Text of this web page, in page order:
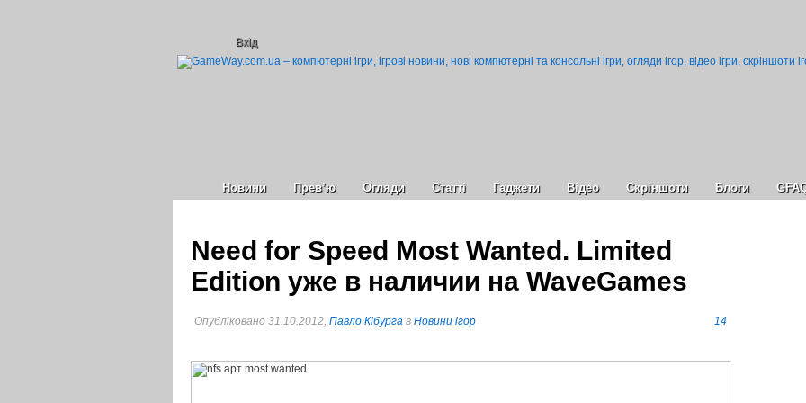
Вхід
Новини Прев’ю Огляди Статті Гаджети Відео Cкріншоти Блоги
Need for Speed Most Wanted. Limited
Edition уже в наличии на WaveGames
Опубліковано 31.10.2012, Павло Кібурга в Новини ігор 14